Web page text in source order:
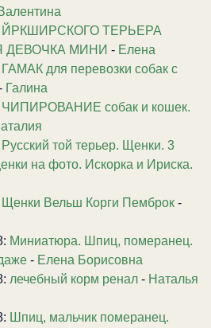
ЙРКШИРСКОГО ТЕРЬЕРА
МИНИ - Елена
ГАМАК для перевозки собак с
Галина
ЧИПИРОВАНИЕ собак и кошек.
Русский той терьер. Щенки. 3
на фото. Искорка и Ириска.
Щенки Вельш Корги Пемброк -
Миниатюра. Шпиц, померанец.
- Елена Борисовна
лечебный корм ренал - Наталья
Шпиц, мальчик померанец.